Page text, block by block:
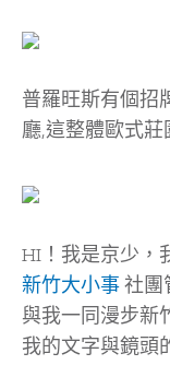
普羅旺斯有個招
廳,這整體歐式
HI！我是京少，
新竹大小事社團
與我一同漫步新
我的文字與鏡頭